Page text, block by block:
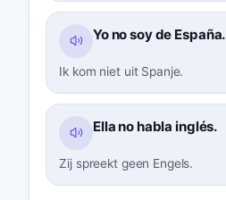
Yo no soy de España.
Ik kom niet uit Spanje.
Ella no habla inglés.
Zij spreekt geen Engels.